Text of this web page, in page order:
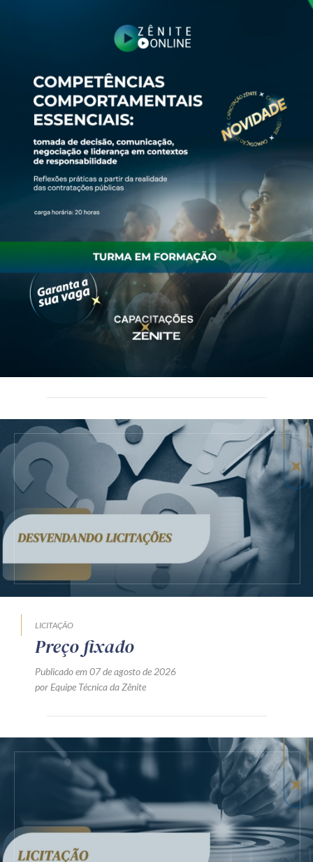
LICITAÇÃO
Preço fixado
Publicado em 07 de agosto de 2026
por Equipe Técnica da Zênite